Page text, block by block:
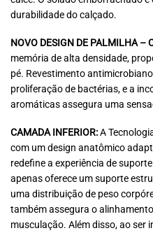
durabilidade do calçado.
NOVO DESIGN DE PALMILHA –
memória de alta densidade,
pé. Revestimento
proliferação de bactérias, e a
aromáticas assegura uma
CAMADA INFERIOR:A
com um design anatômico
redefine a experiência de
apenas oferece um suporte
uma distribuição de peso
também assegura o
musculação. Além disso, ao ser